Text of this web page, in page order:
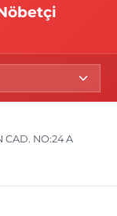
CAD. NO:24 A